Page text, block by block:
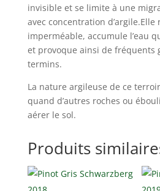
invisible et se limite à une
avec concentration d’argile.Elle
imperméable, accumule l’eau
et provoque ainsi de fréquents
termins.
La nature argileuse de ce
quand d’autres roches ou
aérer le sol.
Produits